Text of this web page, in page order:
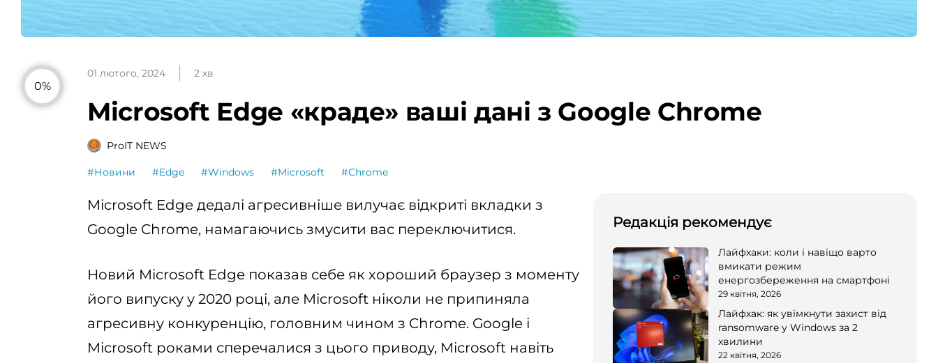
0%
01 лютого, 2024 2 хв
Microsoft Edge «краде» ваші дані з Google Chrome
ProIT NEWS
#Новини #Edge #Windows #Microsoft #Chrome
Microsoft Edge дедалі агресивніше вилучає відкриті вкладки з
Google Chrome, намагаючись змусити вас переключитися.
Новий Microsoft Edge показав себе як хороший браузер з моменту
його випуску у 2020 році, але Microsoft ніколи не припиняла
агресивну конкуренцію, головним чином з Chrome. Google і
Microsoft роками сперечалися з цього приводу, Microsoft навіть
Редакція рекомендує
Лайфхаки: коли і навіщо варто
вмикати режим
енергозбереження на смартфоні
29 квітня, 2026
Лайфхак: як увімкнути захист від
ransomware у Windows за 2
хвилини
22 квітня, 2026